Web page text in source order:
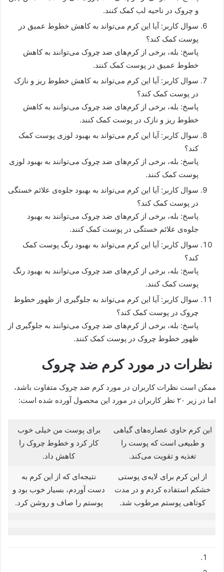
و چروک در ناحیه لب کمک کنند.
سوال کاربر: آیا این کرم می‌تواند به کاهش خطوط عمیق در
پوست کمک کند؟
پاسخ: بله، برخی از کرم‌های ضد چروک می‌توانند به کاهش
خطوط عمیق در پوست کمک کنند.
سوال کاربر: آیا این کرم می‌تواند به کاهش خطوط ریز و نازک
در پوست کمک کند؟
پاسخ: بله، برخی از کرم‌های ضد چروک می‌توانند به کاهش
خطوط ریز و نازک در پوست کمک کنند.
سوال کاربر: آیا این کرم می‌تواند به بهبود لوزی پوست کمک
کند؟
پاسخ: بله، برخی از کرم‌های ضد چروک می‌توانند به بهبود لوزی
پوست کمک کنند.
سوال کاربر: آیا این کرم می‌تواند به بهبود جلوه‌ی علائم خستگی
در پوست کمک کند؟
پاسخ: بله، برخی از کرم‌های ضد چروک می‌توانند به بهبود
جلوه‌ی علائم خستگی در پوست کمک کنند.
سوال کاربر: آیا این کرم می‌تواند به بهبود رنگ پوست کمک
کند؟
پاسخ: بله، برخی از کرم‌های ضد چروک می‌توانند به بهبود رنگ
پوست کمک کنند.
سوال کاربر: آیا این کرم می‌تواند به جلوگیری از ظهور خطوط
چروک در پوست کمک کند؟
پاسخ: بله، برخی از کرم‌های ضد چروک می‌توانند به جلوگیری از
ظهور خطوط چروک در پوست کمک کنند.
نظرات در مورد کرم ضد چروک
ممکن است نظرات کاربران در مورد کرم ضد چروک متفاوت باشد،
اما در زیر ۲۰ نظر کاربران در مورد این محصول آورده شده است:
این کرم حاوی عصاره‌های گیاهی
و طبیعی است که پوست را
تغذیه و تقویت می‌کند.
برای پوست من خیلی خوب
کار کرد و خطوط چروک را
کاهش داد.
از این کرم برای لایه‌ی پوستی
خشکم استفاده کردم و در مدت
کوتاهی پوستم مرطوب شد.
نتیجه‌ای که از این کرم به
دست آوردم، بسیار خوب بود و
پوستم را صاف و روشن کرد.